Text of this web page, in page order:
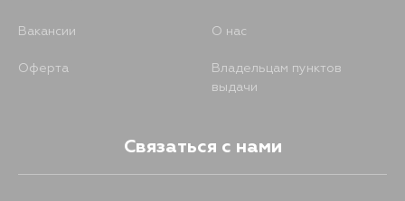
Вакансии О нас
Оферта
Владельцам пунктов
выдачи
Связаться с нами